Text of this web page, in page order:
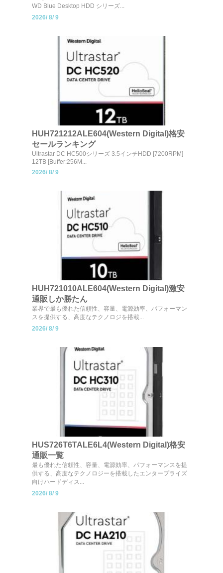
WD Blue Desktop HDD シリーズ...
2026/ 8/ 9
HUH721212ALE604(Western Digital)格安
セールランキング
Ultrastar DC HC500シリーズ 3.5インチHDD [7200RPM]
12TB [Buffer:256M...
2026/ 8/ 9
HUH721010ALE604(Western Digital)激安
通販しか勝たん
業界で最も優れた信頼性、容量、電源効率、パフォーマン
スを提供する、高度なテクノロジを搭載...
2026/ 8/ 9
HUS726T6TALE6L4(Western Digital)格安
通販一覧
最も優れた信頼性、容量、電源効率、パフォーマンスを提
供する、高度なテクノロジーを搭載したエンタープライズ
向けハードディス...
2026/ 8/ 9